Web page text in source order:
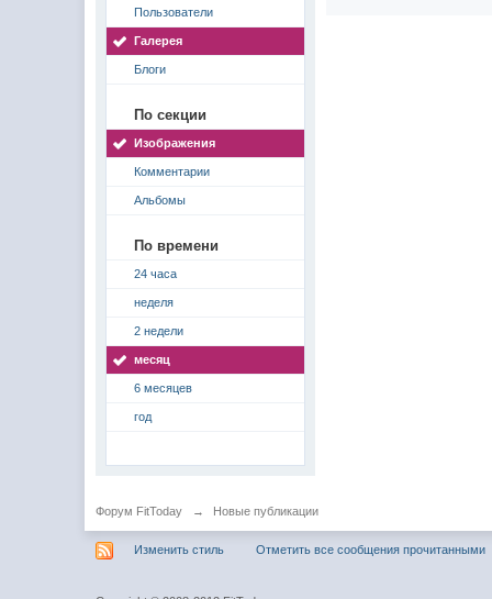
Пользователи
Галерея
Блоги
По секции
Изображения
Комментарии
Альбомы
По времени
24 часа
неделя
2 недели
месяц
6 месяцев
год
Форум FitToday → Новые публикации
Изменить стиль Отметить все сообщения прочитанными